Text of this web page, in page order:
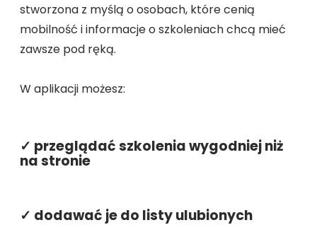
stworzona z myślą o osobach, które cenią
mobilność i informacje o szkoleniach chcą mieć
zawsze pod ręką.
W aplikacji możesz:
✓ przeglądać szkolenia wygodniej niż
na stronie
✓ dodawać je do listy ulubionych